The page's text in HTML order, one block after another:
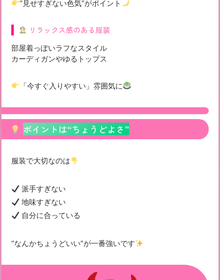
“見せすぎない色気”がポイント
リラックス感のある服装
部屋着っぽいラフなスタイル
カーディガンやゆるトップス
「今すぐ入りやすい」雰囲気に
ポイントは“ちょうどよさ”
服装で大切なのは
派手すぎない
地味すぎない
自分に合っている
“なんかちょうどいい”が一番強いです